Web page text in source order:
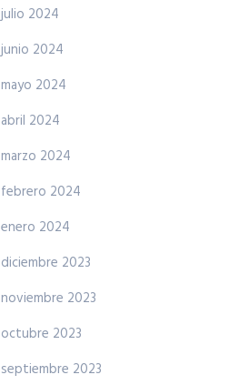
julio 2024
junio 2024
mayo 2024
abril 2024
marzo 2024
febrero 2024
enero 2024
diciembre 2023
noviembre 2023
octubre 2023
septiembre 2023